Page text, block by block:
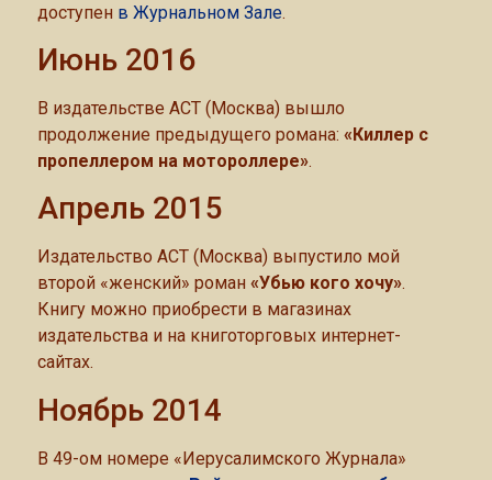
доступен в Журнальном Зале.
Июнь 2016
В издательстве АСТ (Москва) вышло
продолжение предыдущего романа: «Киллер с
пропеллером на мотороллере».
Апрель 2015
Издательство АСТ (Москва) выпустило мой
второй «женский» роман «Убью кого хочу».
Книгу можно приобрести в магазинах
издательства и на книготорговых интернет-
сайтах.
Ноябрь 2014
В 49-ом номере «Иерусалимского Журнала»